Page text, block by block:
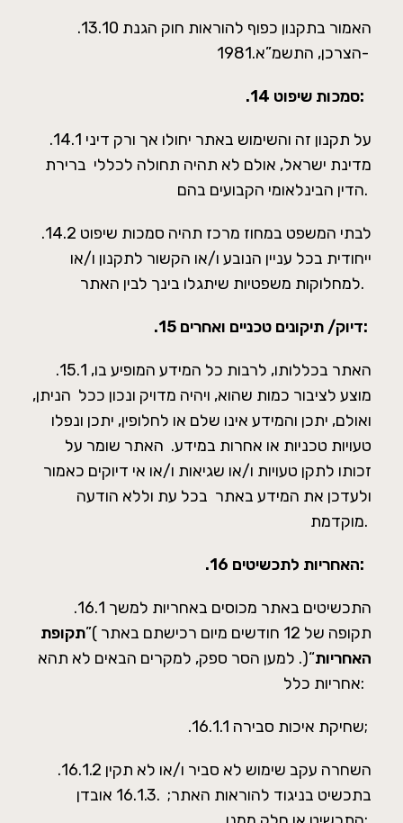
.13.10 האמור בתקנון כפוף להוראות חוק הגנת
הצרכן, התשמ”א.1981-
.14 סמכות שיפוט:
.14.1 על תקנון זה והשימוש באתר יחולו אך ורק דיני
מדינת ישראל, אולם לא תהיה תחולה לכללי ברירת
הדין הבינלאומי הקבועים בהם.
.14.2 לבתי המשפט במחוז מרכז תהיה סמכות שיפוט
ייחודית בכל עניין הנובע ו/או הקשור לתקנון ו/או
למחלוקות משפטיות שיתגלו בינך לבין האתר.
.15 דיוק/ תיקונים טכניים ואחרים:
.15.1 האתר בכללותו, לרבות כל המידע המופיע בו,
מוצע לציבור כמות שהוא, ויהיה מדויק ונכון ככל הניתן,
ואולם, יתכן והמידע אינו שלם או לחלופין, יתכן ונפלו
טעויות טכניות או אחרות במידע. האתר שומר על
זכותו לתקן טעויות ו/או שגיאות ו/או אי דיוקים כאמור
ולעדכן את המידע באתר בכל עת וללא הודעה
מוקדמת.
.16 האחריות לתכשיטים:
.16.1 התכשיטים באתר מכוסים באחריות למשך
תקופה של 12 חודשים מיום רכישתם באתר )”
תקופת
האחריות“(. למען הסר ספק, למקרים הבאים לא תהא
אחריות כלל:
.16.1.1 שחיקת איכות סבירה;
.16.1.2 השחרה עקב שימוש לא סביר ו/או לא תקין
בתכשיט בניגוד להוראות האתר; .16.1.3 אובדן